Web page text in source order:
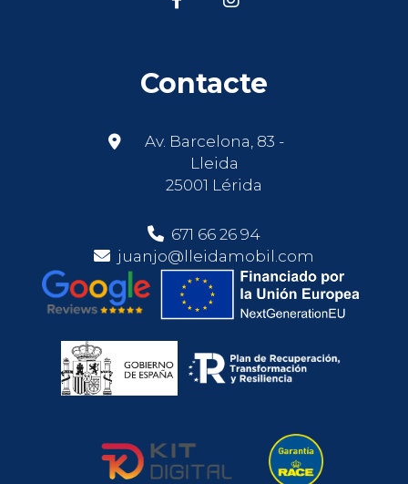
Contacte
Av. Barcelona, 83 -
Lleida
25001 Lérida
671 66 26 94
juanjo@lleidamobil.com